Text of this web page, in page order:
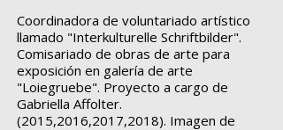
Coordinadora de voluntariado artístico
llamado "Interkulturelle Schriftbilder".
Comisariado de obras de arte para
exposición en galería de arte
"Loiegruebe". Proyecto a cargo de
Gabriella Affolter.
(2015,2016,2017,2018). Imagen de